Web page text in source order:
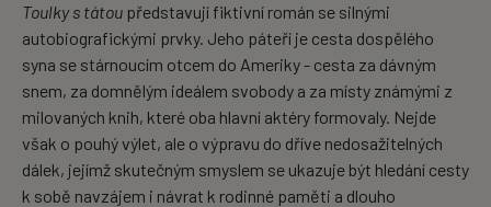
Toulky s tátou představují fiktivní román se silnými
autobiografickými prvky. Jeho páteří je cesta dospělého
syna se stárnoucím otcem do Ameriky - cesta za dávným
snem, za domnělým ideálem svobody a za místy známými z
milovaných knih, které oba hlavní aktéry formovaly. Nejde
však o pouhý výlet, ale o výpravu do dříve nedosažitelných
dálek, jejímž skutečným smyslem se ukazuje být hledání cesty
k sobě navzájem i návrat k rodinné paměti a dlouho